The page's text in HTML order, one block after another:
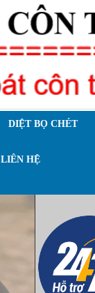
DIỆT BỌ CHÉT
LIÊN HỆ